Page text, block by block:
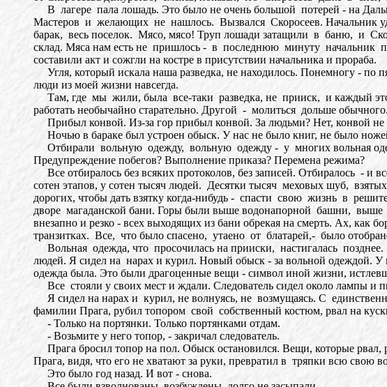
В лагере пала лошадь. Это было не очень большой потерей - на
Мастеров и желающих не нашлось. Вызвался Скоросеев. Начальник
барак, весь поселок. Мясо, мясо! Труп лошади затащили в баню, и
склад. Мяса нам есть не пришлось - в последнюю минуту
составили акт и сожгли на костре в присутствии начальника и прораба.
Угля, который искала наша разведка, не находилось. Понемногу - по
люди из моей жизни навсегда.
Там, где мы жили, была все-таки разведка, не прииск, и каждый
работать необычайно старательно. Другой - молиться дольше
Прибыл конвой. Из-за гор прибыл конвой. За людьми? Нет, конвой не
Ночью в бараке был устроен обыск. У нас не было книг, не было
Отбирали вольную одежду, вольную одежду - у многих вольная
Предупреждение побегов? Выполнение приказа? Перемена режима?
Все отбиралось без всяких протоколов, без записей. Отбиралось -
сотен этапов, у сотен тысяч людей. Десятки тысяч меховых шуб,
дорогих, чтобы дать взятку когда-нибудь - спасти свою жизнь в
дворе магаданской бани. Горы были выше водонапорной башни, выше
внезапно и резко - всех выходящих из бани обрекая на смерть. Ах, как
транзитках. Все, что было спасено, утаено от блатарей,- было
Вольная одежда, что просочилась на прииски, настигалась
людей. Я сидел на нарах и курил. Новый обыск - за вольной одеждой.
одежда была. Это были драгоценные вещи - символ иной жизни,
Все стояли у своих мест и ждали. Следователь сидел около лампы и
Я сидел на нарах и курил, не волнуясь, не возмущаясь. С
фамилии Прага, рубил топором свой собственный костюм, рвал на
- Только на портянки. Только портянками отдам.
- Возьмите у него топор, - закричал следователь.
Прага бросил топор на пол. Обыск остановился. Вещи, которые рвал,
Прага, видя, что его не хватают за руки, превратил в тряпки всю свою
Это было год назад. И вот - снова.